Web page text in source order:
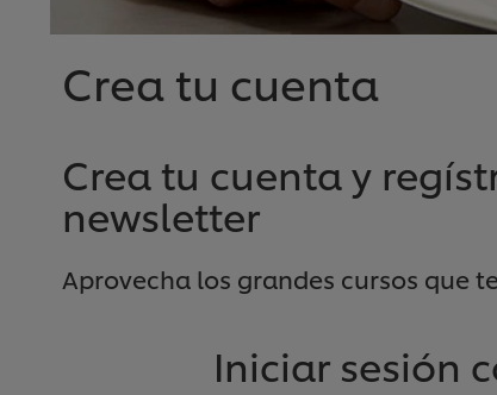
Crea tu cuenta
Crea tu cuenta y
newsletter
Aprovecha los grandes cursos que
Iniciar sesión